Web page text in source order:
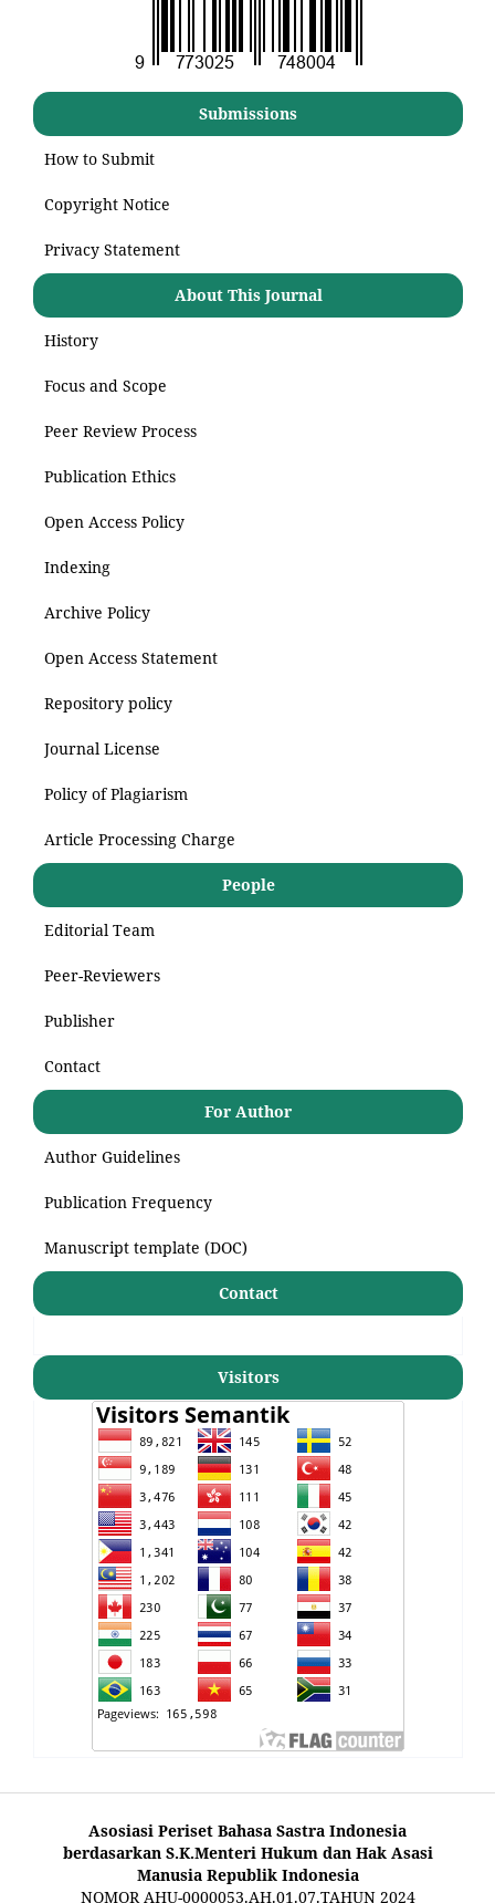
Submissions
How to Submit
Copyright Notice
Privacy Statement
About This Journal
History
Focus and Scope
Peer Review Process
Publication Ethics
Open Access Policy
Indexing
Archive Policy
Open Access Statement
Repository policy
Journal License
Policy of Plagiarism
Article Processing Charge
People
Editorial Team
Peer-Reviewers
Publisher
Contact
For Author
Author Guidelines
Publication Frequency
Manuscript template (DOC)
Contact
Visitors
Asosiasi Periset Bahasa Sastra Indonesia
berdasarkan S.K.Menteri Hukum dan Hak Asasi
Manusia Republik Indonesia
NOMOR AHU-0000053.AH.01.07.TAHUN 2024